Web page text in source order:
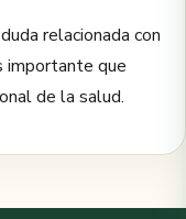
relacionada con
importante que
de la salud.